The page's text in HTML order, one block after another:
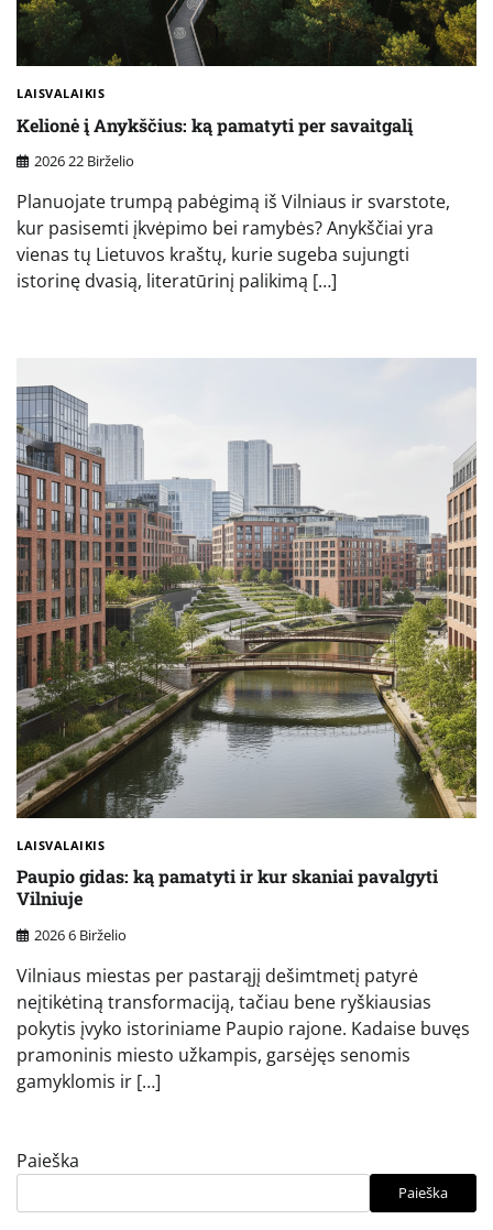
LAISVALAIKIS
Kelionė į Anykščius: ką pamatyti per savaitgalį
2026 22 Birželio
Planuojate trumpą pabėgimą iš Vilniaus ir svarstote,
kur pasisemti įkvėpimo bei ramybės? Anykščiai yra
vienas tų Lietuvos kraštų, kurie sugeba sujungti
istorinę dvasią, literatūrinį palikimą […]
LAISVALAIKIS
Paupio gidas: ką pamatyti ir kur skaniai pavalgyti
Vilniuje
2026 6 Birželio
Vilniaus miestas per pastarąjį dešimtmetį patyrė
neįtikėtiną transformaciją, tačiau bene ryškiausias
pokytis įvyko istoriniame Paupio rajone. Kadaise buvęs
pramoninis miesto užkampis, garsėjęs senomis
gamyklomis ir […]
Paieška
Paieška